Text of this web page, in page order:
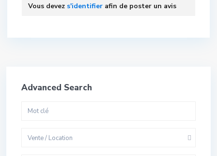
Vous devez s'identifier afin de poster un avis
Advanced Search
Vente / Location